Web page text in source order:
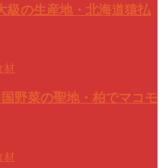
級の生産地・北海道猿払
材
野菜の聖地・柏でマコモ
材